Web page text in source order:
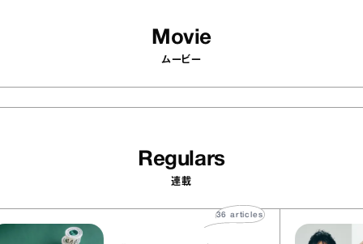
Movie
ムービー
Regulars
連載
36articles